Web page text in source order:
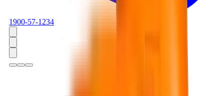
1900-57-1234